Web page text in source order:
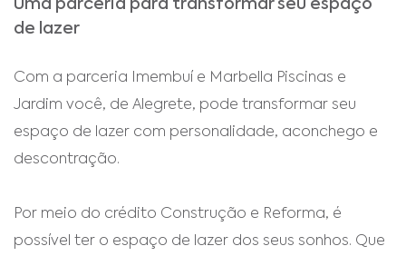
Uma parceria para transformar seu espaço
de lazer
Com a parceria Imembuí e Marbella Piscinas e
Jardim você, de Alegrete, pode transformar seu
espaço de lazer com personalidade, aconchego e
descontração.
Por meio do crédito Construção e Reforma, é
possível ter o espaço de lazer dos seus sonhos. Que